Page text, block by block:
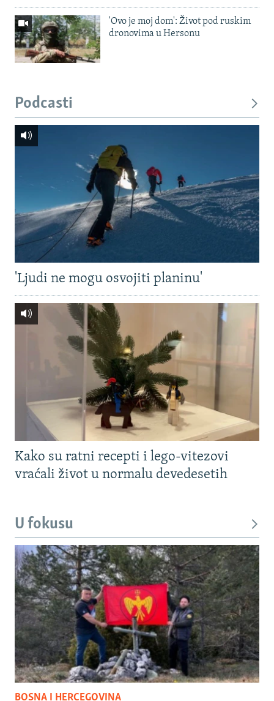
'Ovo je moj dom': Život pod ruskim
dronovima u Hersonu
Podcasti
'Ljudi ne mogu osvojiti planinu'
Kako su ratni recepti i lego-vitezovi
vraćali život u normalu devedesetih
U fokusu
BOSNA I HERCEGOVINA